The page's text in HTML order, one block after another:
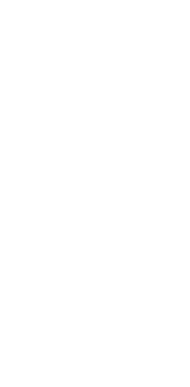
Consulta la nostra
rapidamente la